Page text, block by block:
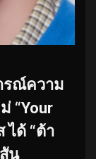
รณ์ความ
“Your
ได้ “ต้า
น